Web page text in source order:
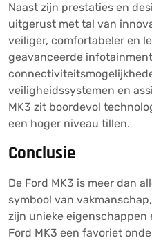
Naast zijn prestaties en
uitgerust met tal van
veiliger, comfortabeler en
geavanceerde
veiligheidssystemen en
MK3 zit boordevol
een hoger niveau tillen.
Conclusie
De Ford MK3 is meer dan
symbool van
zijn unieke
Ford MK3 een favoriet